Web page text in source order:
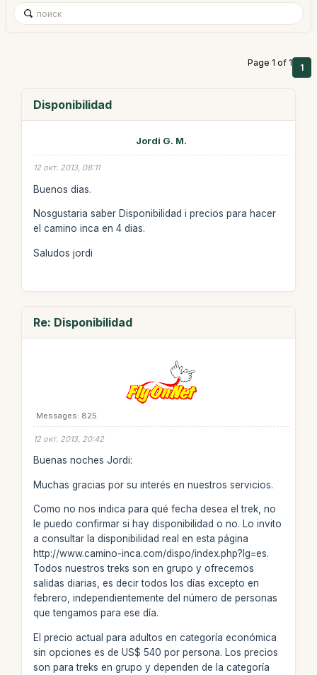
Page 1 of 1 1
Disponibilidad
Jordi G. M.
12 окт. 2013, 08:11
Buenos dias.
Nosgustaria saber Disponibilidad i precios para hacer
el camino inca en 4 dias.
Saludos jordi
Re: Disponibilidad
Messages: 825
12 окт. 2013, 20:42
Buenas noches Jordi:
Muchas gracias por su interés en nuestros servicios.
Como no nos indica para qué fecha desea el trek, no
le puedo confirmar si hay disponibilidad o no. Lo invito
a consultar la disponibilidad real en esta página
http://www.camino-inca.com/dispo/index.php?lg=es.
Todos nuestros treks son en grupo y ofrecemos
salidas diarias, es decir todos los días excepto en
febrero, independientemente del número de personas
que tengamos para ese día.
El precio actual para adultos en categoría económica
sin opciones es de US$ 540 por persona. Los precios
son para treks en grupo y dependen de la categoría